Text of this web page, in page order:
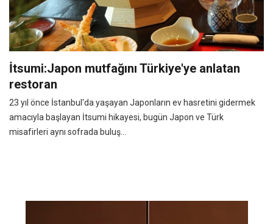
İtsumi:Japon mutfağını Türkiye'ye anlatan
restoran
23 yıl önce İstanbul'da yaşayan Japonların ev hasretini gidermek
amacıyla başlayan İtsumi hikayesi, bugün Japon ve Türk
misafirleri aynı sofrada buluş...